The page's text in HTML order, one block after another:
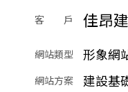
客 戶 佳昂
網站類型 形象網
網站方案 建設基